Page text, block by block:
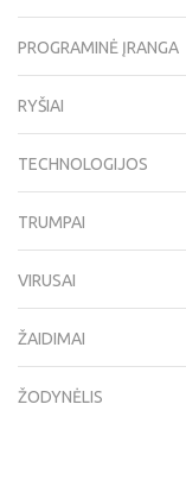
PROGRAMINĖ ĮRANGA
RYŠIAI
TECHNOLOGIJOS
TRUMPAI
VIRUSAI
ŽAIDIMAI
ŽODYNĖLIS